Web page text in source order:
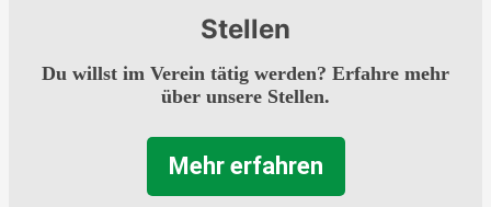
Stellen
Du willst im Verein tätig werden? Erfahre mehr
über unsere Stellen.
Mehr erfahren